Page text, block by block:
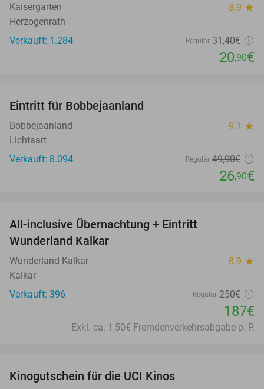
Kaisergarten 8.9 star
Herzogenrath
Verkauft: 1.284
Regulär 31,40€
20,90€
Eintritt für Bobbejaanland
Bobbejaanland 9.1 star
Lichtaart
Verkauft: 8.094
Regulär 49,90€
26,90€
All-inclusive Übernachtung + Eintritt
Wunderland Kalkar
Wunderland Kalkar 8.9 star
Kalkar
Verkauft: 396
Regulär 250€
187€
Exkl. ca. 1,50€ Fremdenverkehrsabgabe p. P.
Kinogutschein für die UCI Kinos